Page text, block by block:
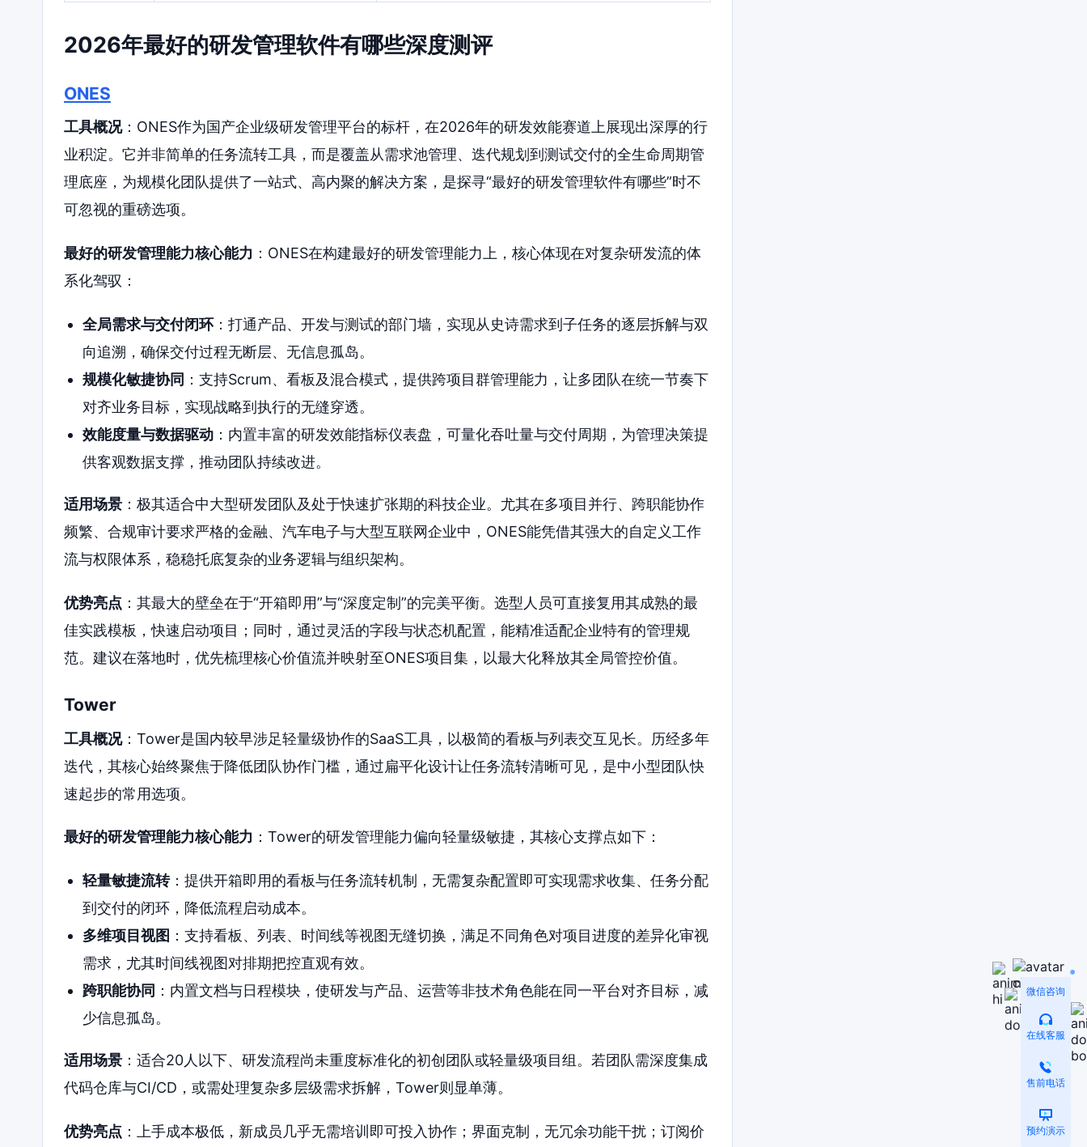
2026年最好的研发管理软件有哪些深度测评
ONES
工具概况：ONES作为国产企业级研发管理平台的标杆，在2026年的研发效能赛道上展现出深厚的行
业积淀。它并非简单的任务流转工具，而是覆盖从需求池管理、迭代规划到测试交付的全生命周期管
理底座，为规模化团队提供了一站式、高内聚的解决方案，是探寻“最好的研发管理软件有哪些”时不
可忽视的重磅选项。
最好的研发管理能力核心能力 ：ONES在构建最好的研发管理能力上，核心体现在对复杂研发流的体
系化驾驭：
全局需求与交付闭环：打通产品、开发与测试的部门墙，实现从史诗需求到子任务的逐层拆解与双
向追溯，确保交付过程无断层、无信息孤岛。
规模化敏捷协同 ：支持Scrum、看板及混合模式，提供跨项目群管理能力，让多团队在统一节奏下
对齐业务目标，实现战略到执行的无缝穿透。
效能度量与数据驱动：内置丰富的研发效能指标仪表盘，可量化吞吐量与交付周期，为管理决策提
供客观数据支撑，推动团队持续改进。
适用场景 ：极其适合中大型研发团队及处于快速扩张期的科技企业。尤其在多项目并行、跨职能协作
频繁、合规审计要求严格的金融、汽车电子与大型互联网企业中，ONES能凭借其强大的自定义工作
流与权限体系，稳稳托底复杂的业务逻辑与组织架构。
优势亮点 ：其最大的壁垒在于“开箱即用”与“深度定制”的完美平衡。选型人员可直接复用其成熟的最
佳实践模板，快速启动项目；同时，通过灵活的字段与状态机配置，能精准适配企业特有的管理规
范。建议在落地时，优先梳理核心价值流并映射至ONES项目集，以最大化释放其全局管控价值。
Tower
工具概况：Tower是国内较早涉足轻量级协作的SaaS工具，以极简的看板与列表交互见长。历经多年
迭代，其核心始终聚焦于降低团队协作门槛，通过扁平化设计让任务流转清晰可见，是中小型团队快
速起步的常用选项。
最好的研发管理能力核心能力 ：Tower的研发管理能力偏向轻量级敏捷，其核心支撑点如下：
轻量敏捷流转：提供开箱即用的看板与任务流转机制，无需复杂配置即可实现需求收集、任务分配
到交付的闭环，降低流程启动成本。
多维项目视图 ：支持看板、列表、时间线等视图无缝切换，满足不同角色对项目进度的差异化审视
需求，尤其时间线视图对排期把控直观有效。
跨职能协同 ：内置文档与日程模块，使研发与产品、运营等非技术角色能在同一平台对齐目标，减
少信息孤岛。
适用场景 ：适合20人以下、研发流程尚未重度标准化的初创团队或轻量级项目组。若团队需深度集成
代码仓库与CI/CD，或需处理复杂多层级需求拆解，Tower则显单薄。
优势亮点 ：上手成本极低，新成员几乎无需培训即可投入协作；界面克制，无冗余功能干扰；订阅价
微信咨询
在线客服
售前电话
预约演示